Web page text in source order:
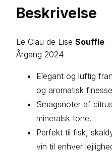
Beskrivelse
Le Clau de Lise Souffle
Årgang 2024
Elegant og luftig
og aromatisk
Smagsnoter af
mineralsk tone.
Perfekt til fisk,
vin til enhver